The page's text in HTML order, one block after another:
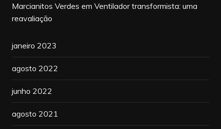
Marcianitos Verdes em Ventilador transformista: uma
reavaliação
janeiro 2023
agosto 2022
junho 2022
agosto 2021